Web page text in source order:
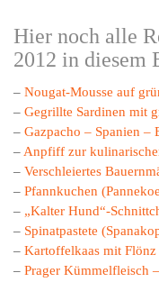
Hier noch alle
2012 in diesem
– Nougat-Mousse auf
– Gegrillte Sardinen mit
– Gazpacho – Spanien –
–Anpfiff zur
– Verschleiertes
– Pfannkuchen
– „Kalter Hund“-
– Spinatpastete
– Kartoffelkaas mit
– Prager Kümmelfleisch